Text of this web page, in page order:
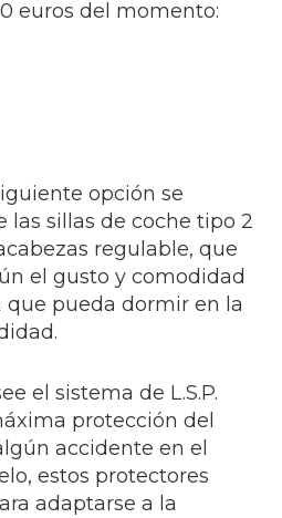
euros del momento:
opción se
las sillas de coche tipo 2
regulable, que
el gusto y comodidad
que pueda dormir en la
el sistema de L.S.P.
protección del
accidente en el
estos protectores
adaptarse a la